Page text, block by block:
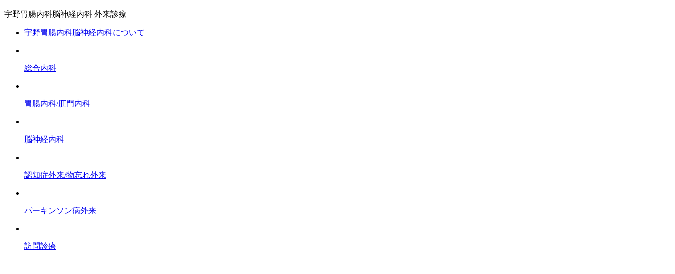
宇野胃腸内科脳神経内科 外来診療
宇野胃腸内科脳神経内科について
総合内科
胃腸内科/肛門内科
脳神経内科
認知症外来/物忘れ外来
パーキンソン病外来
訪問診療